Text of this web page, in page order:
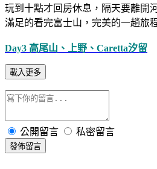
玩到十點才回房休息，隔天要離開
滿足的看完富士山，完美的一趟旅
Day3 高尾山、上野、Caretta汐留
載入更多
公開留言 私密留言
發佈留言